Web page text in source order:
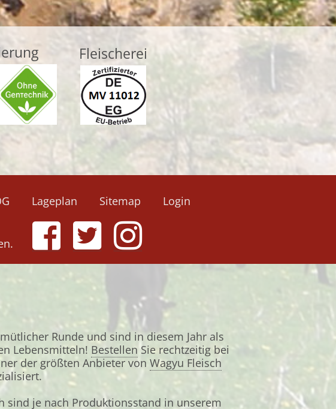
Fleischerei
Lageplan Sitemap Login
Runde und sind in diesem Jahr als
Lebensmitteln! Bestellen Sie rechtzeitig bei
der größten Anbieter von Wagyu Fleisch
sind je nach Produktionsstand in unserem